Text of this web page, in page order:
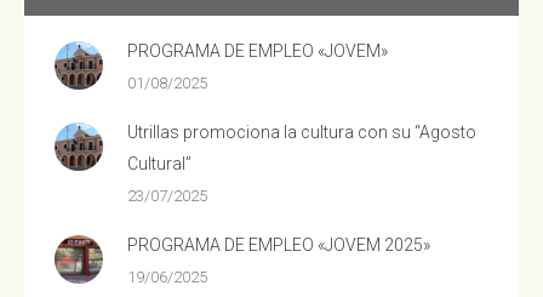
PROGRAMA DE EMPLEO «JOVEM»
01/08/2025
Utrillas promociona la cultura con su “Agosto
Cultural”
23/07/2025
PROGRAMA DE EMPLEO «JOVEM 2025»
19/06/2025